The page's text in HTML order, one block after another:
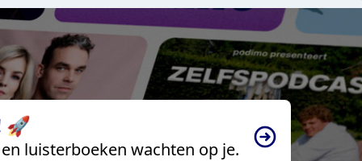
🚀
luisterboeken wachten op je.